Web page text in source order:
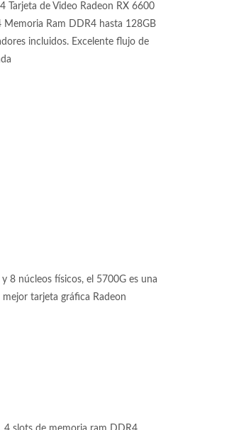
Tarjeta de Video Radeon RX 6600
Ram DDR4 hasta 128GB
incluidos. Excelente flujo de
8 núcleos físicos, el 5700G es una
tarjeta gráfica Radeon